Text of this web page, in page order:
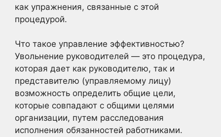
как упражнения, связанные с этой
процедурой.
Что такое управление эффективностью?
Увольнение руководителей — это процедура,
которая дает как руководителю, так и
представителю (управляемому лицу)
возможность определить общие цели,
которые совпадают с общими целями
организации, путем расследования
исполнения обязанностей работниками.